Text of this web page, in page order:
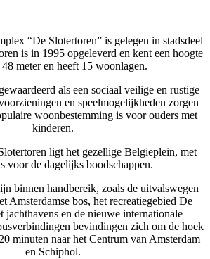
“De Slotertoren” is gelegen in stadsdeel
is in 1995 opgeleverd en kent een hoogte
meter en heeft 15 woonlagen.
als een sociaal veilige en rustige
en speelmogelijkheden zorgen
woonbestemming is voor ouders met
kinderen.
ligt het gezellige Belgieplein, met
voor de dagelijks boodschappen.
binnen handbereik, zoals de uitvalswegen
Amsterdamse bos, het recreatiegebied De
jachthavens en de nieuwe internationale
bevindingen zich om de hoek
minuten naar het Centrum van Amsterdam
en Schiphol.